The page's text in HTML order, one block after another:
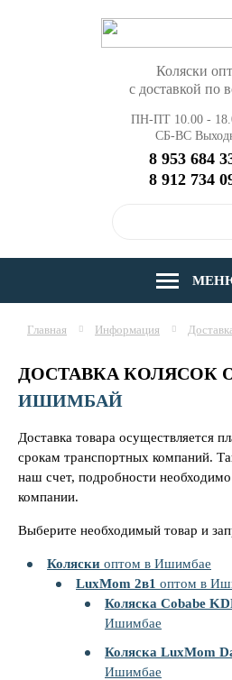
Коляски
с доставкой по
ПН-ПТ 10.00 -
СБ-ВС
8 953 684
8 912 734
Главная Информация
ДОСТАВКА КОЛЯСОК
ИШИМБАЙ
Доставка товара осуществляется
срокам транспортных компаний.
наш счет, подробности
компании.
Выберите необходимый товар и
Коляски оптом в Ишимбае
LuxMom 2в1 оптом в
Коляска Cobabe
Ишимбае
Коляска LuxMom
Ишимбае